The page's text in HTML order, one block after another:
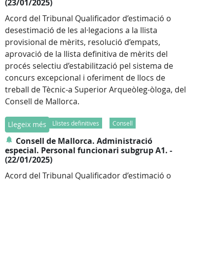
(23/01/2025)
Acord del Tribunal Qualificador d’estimació o
desestimació de les al·legacions a la llista
provisional de mèrits, resolució d’empats,
aprovació de la llista definitiva de mèrits del
procés selectiu d’estabilització pel sistema de
concurs excepcional i oferiment de llocs de
treball de Tècnic-a Superior Arqueòleg-òloga, del
Consell de Mallorca.
Llegeix més Llistes definitives Consell
Consell de Mallorca. Administració
especial. Personal funcionari subgrup A1. -
(22/01/2025)
Acord del Tribunal Qualificador d’estimació o